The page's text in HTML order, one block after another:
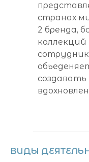
странах
2 бренда,
коллекций
создавать
ВИДЫ